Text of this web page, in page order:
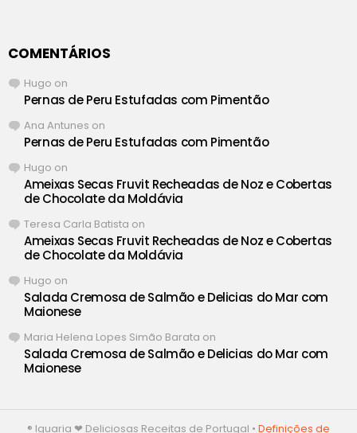
COMENTÁRIOS
Hugo on
Pernas de Peru Estufadas com Pimentão
Ana Antunes on
Pernas de Peru Estufadas com Pimentão
Hugo on
Ameixas Secas Fruvit Recheadas de Noz e Cobertas
de Chocolate da Moldávia
Teresa Carla Batista on
Ameixas Secas Fruvit Recheadas de Noz e Cobertas
de Chocolate da Moldávia
Hugo on
Salada Cremosa de Salmão e Delicias do Mar com
Maionese
Maria Helena Lopes Simão Barata on
Salada Cremosa de Salmão e Delicias do Mar com
Maionese
® Iguaria ❤ Deliciosas Receitas de Portugal • Definições de